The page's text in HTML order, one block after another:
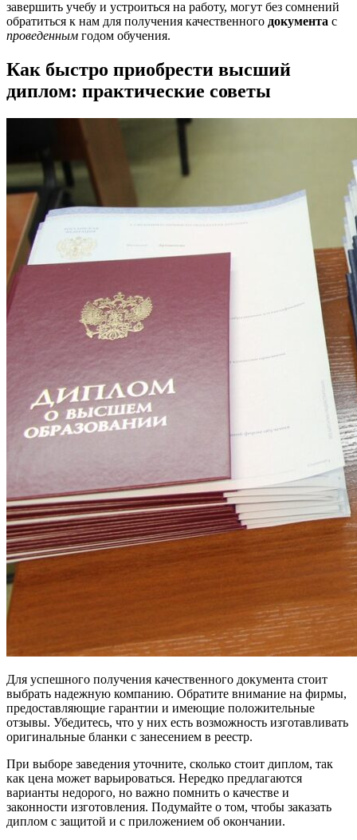
завершить учебу и устроиться на работу, могут без сомнений
обратиться к нам для получения качественного документа с
проведенным годом обучения.
Как быстро приобрести высший
диплом: практические советы
Для успешного получения качественного документа стоит
выбрать надежную компанию. Обратите внимание на фирмы,
предоставляющие гарантии и имеющие положительные
отзывы. Убедитесь, что у них есть возможность изготавливать
оригинальные бланки с занесением в реестр.
При выборе заведения уточните, сколько стоит диплом, так
как цена может варьироваться. Нередко предлагаются
варианты недорого, но важно помнить о качестве и
законности изготовления. Подумайте о том, чтобы заказать
диплом с защитой и с приложением об окончании.